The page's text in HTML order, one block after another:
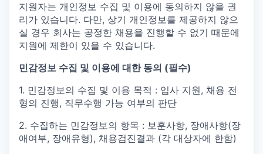
지원자는 개인정보 수집 및 이용에 동의하지 않을 권
리가 있습니다. 다만, 상기 개인정보를 제공하지 않으
실 경우 회사는 공정한 채용을 진행할 수 없기 때문에
지원에 제한이 있을 수 있습니다.
민감정보 수집 및 이용에 대한 동의 (필수)
1. 민감정보의 수집 및 이용 목적 : 입사 지원, 채용 전
형의 진행, 직무수행 가능 여부의 판단
2. 수집하는 민감정보의 항목 : 보훈사항, 장애사항(장
애여부, 장애유형), 채용검진결과 (각 대상자에 한함)